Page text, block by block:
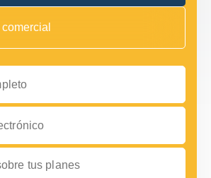
tus planes